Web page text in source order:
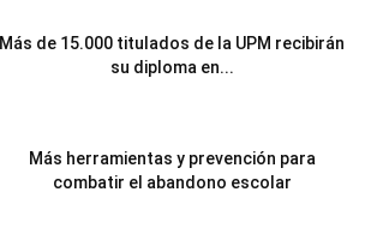
Más de 15.000 titulados de la UPM recibirán
su diploma en...
Más herramientas y prevención para
combatir el abandono escolar